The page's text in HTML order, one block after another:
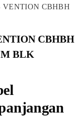
VENTION CBHBH
CBHBH
M BLK